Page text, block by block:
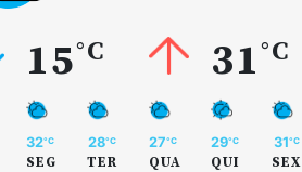
15°C 31°C
32°C
SEG
28°C
TER
27°C
QUA
29°C
QUI
31°C
SEX